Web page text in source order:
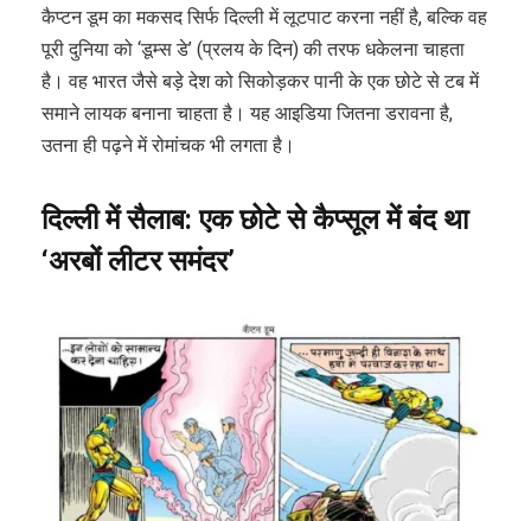
कैप्टन डूम का मकसद सिर्फ दिल्ली में लूटपाट करना नहीं है, बल्कि वह
पूरी दुनिया को ‘डूम्स डे’ (प्रलय के दिन) की तरफ धकेलना चाहता
है। वह भारत जैसे बड़े देश को सिकोड़कर पानी के एक छोटे से टब में
समाने लायक बनाना चाहता है। यह आइडिया जितना डरावना है,
उतना ही पढ़ने में रोमांचक भी लगता है।
दिल्ली में सैलाब:एक छोटे से कैप्सूल में बंद था
‘अरबों लीटर समंदर’